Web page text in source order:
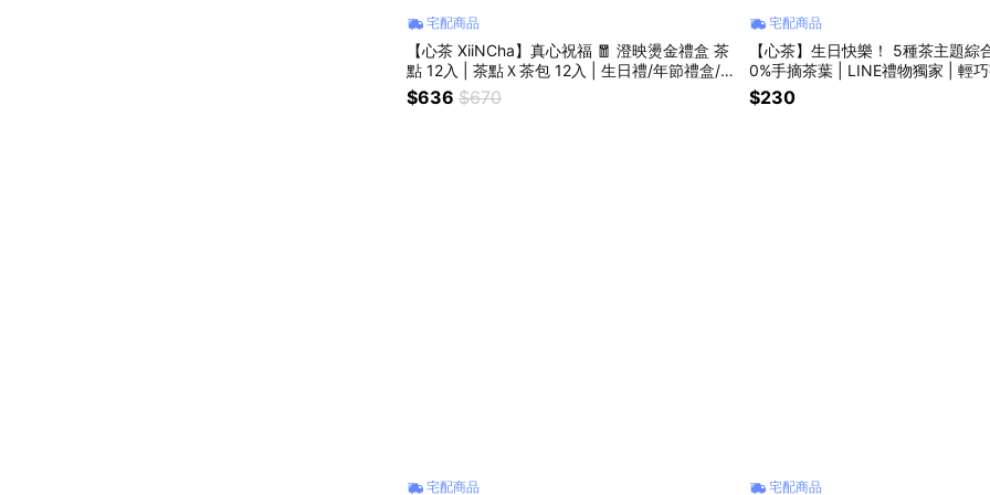
宅配商品
【心茶 XiiNCha】真心祝福 🧧 澄映燙金禮盒 茶
點 12入 | 茶點Ｘ茶包 12入 | 生日禮/年節禮盒/節
慶送禮
$636 $670
宅配商品
【心茶】生日快樂！ 5種茶主題綜合茶包❤️ | 10
0%手摘茶葉 | LINE禮物獨家 | 輕
$230
宅配商品 宅配商品